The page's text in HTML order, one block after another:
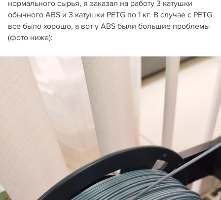
нормального сырья, я заказал на работу 3 катушки
обычного ABS и 3 катушки PETG по 1 кг. В случае с PETG
все было хорошо, а вот у ABS были большие проблемы
(фото ниже):